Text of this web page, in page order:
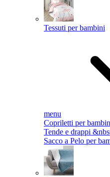
Tessuti per bambini
menu
Copriletti per
Tende e drappi
Sacco a Pelo per